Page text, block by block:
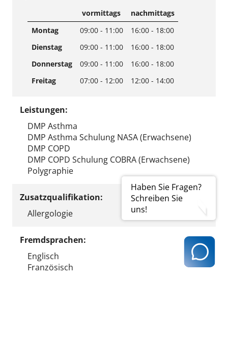
Haben Sie Fragen?
Schreiben Sie
uns!
vormittags
nachmittags
Montag
09:00 - 11:00
16:00 - 18:00
Dienstag
09:00 - 11:00
16:00 - 18:00
Donnerstag
09:00 - 11:00
16:00 - 18:00
Freitag
07:00 - 12:00 12:00 - 14:00
Leistungen:
DMP Asthma
DMP Asthma Schulung NASA (Erwachsene)
DMP COPD
DMP COPD Schulung COBRA (Erwachsene)
Polygraphie
Zusatzqualifikation:
Allergologie
Fremdsprachen:
Englisch
Französisch